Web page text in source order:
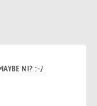
NI? :-/